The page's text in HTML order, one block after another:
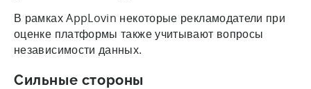
В рамках AppLovin некоторые рекламодатели при
оценке платформы также учитывают вопросы
независимости данных.
Сильные стороны